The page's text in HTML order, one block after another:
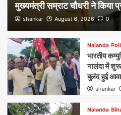
मुख्यमंत्री सम्राट चौधरी ने किया
shankar August 6, 2026 0
Nalanda
भारतीय
नालंदा में
बुलंद हुई
shankar
Nalanda